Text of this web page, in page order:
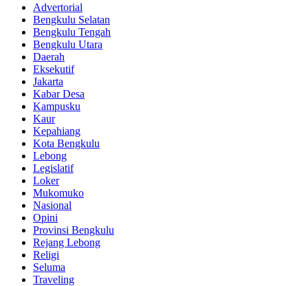
Advertorial
Bengkulu Selatan
Bengkulu Tengah
Bengkulu Utara
Daerah
Eksekutif
Jakarta
Kabar Desa
Kampusku
Kaur
Kepahiang
Kota Bengkulu
Lebong
Legislatif
Loker
Mukomuko
Nasional
Opini
Provinsi Bengkulu
Rejang Lebong
Religi
Seluma
Traveling